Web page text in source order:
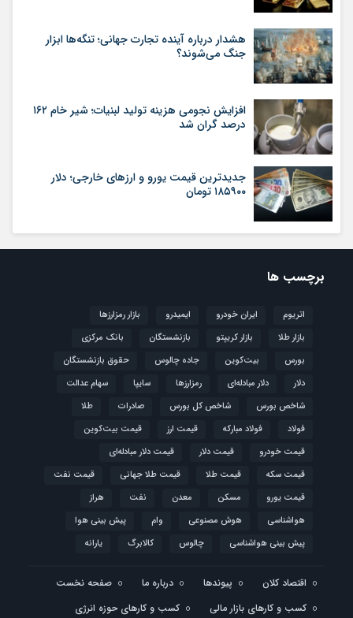
هشدار درباره آینده تجارت جهانی؛ تنگه‌ها ابزار
جنگ می‌شوند؟
افزایش نجومی هزینه تولید لبنیات؛ شیر خام ۱۶۲
درصد گران شد
جدیدترین قیمت یورو و ارزهای خارجی؛ دلار
۱۸۵۹۰۰ تومان
برچسب ها
اتریوم ایران خودرو ایمیدرو
بازار رمزارزها
بازار طلا
بازار کریپتو بازنشستگان
بانک مرکزی
بورس
بیت‌کوین جاده چالوس
حقوق بازنشستگان
دلار
دلار مبادله‌ای رمزارزها سایپا
سهام عدالت
شاخص بورس
شاخص کل بورس صادرات
طلا
فولاد
فولاد مبارکه قیمت ارز
قیمت بیت‌کوین
قیمت خودرو
قیمت دلار
قیمت دلار مبادله‌ای
قیمت سکه
قیمت طلا قیمت طلا جهانی
قیمت نفت
قیمت یورو
مسکن معدن نفت
هراز
هواشناسی
هوش مصنوعی وام
پیش بینی هوا
پیش بینی هواشناسی
چالوس کالابرگ یارانه
اقتصاد کلان پیوندها درباره ما
صفحه نخست
کسب و کارهای بازار مالی
کسب و کارهای حوزه انرژی